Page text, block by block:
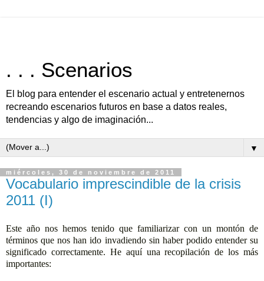
. . . Scenarios
El blog para entender el escenario actual y entretenernos
recreando escenarios futuros en base a datos reales,
tendencias y algo de imaginación...
▼
miércoles, 30 de noviembre de 2011
Vocabulario imprescindible de la crisis
2011 (I)
Este año nos hemos tenido que familiarizar con un montón de
términos que nos han ido invadiendo sin haber podido entender su
significado correctamente. He aquí una recopilación de los más
importantes: